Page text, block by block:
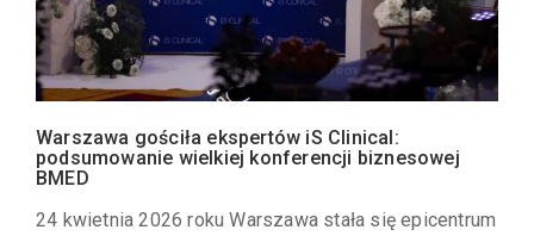
Warszawa gościła ekspertów iS Clinical:
podsumowanie wielkiej konferencji biznesowej
BMED
24 kwietnia 2026 roku Warszawa stała się epicentrum